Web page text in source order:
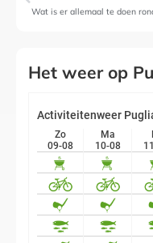
Het weer op